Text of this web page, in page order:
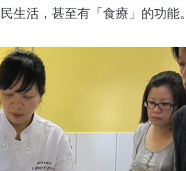
生活，甚至有「食療」的功能。